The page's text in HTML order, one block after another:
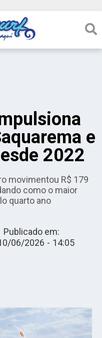
e
2022
movimentou R$ 179
como o maior
quarto ano
Publicado em:
06/2026 - 14:05